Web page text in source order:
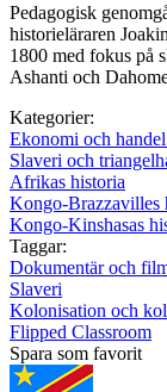
Pedagogisk
historieläraren
1800 med fokus på
Ashanti och
Kategorier:
Ekonomi och
Slaveri och
Afrikas historia
Kongo-Brazzavilles
Kongo-Kinshasas
Taggar:
Dokumentär och
Slaveri
Kolonisation och
Flipped Classroom
Spara som favorit